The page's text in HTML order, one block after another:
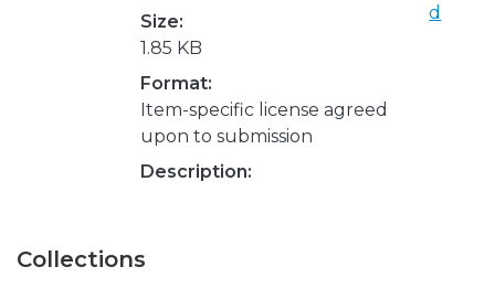
Size:
1.85 KB
Format:
Item-specific license agreed
upon to submission
Description:
d
Collections